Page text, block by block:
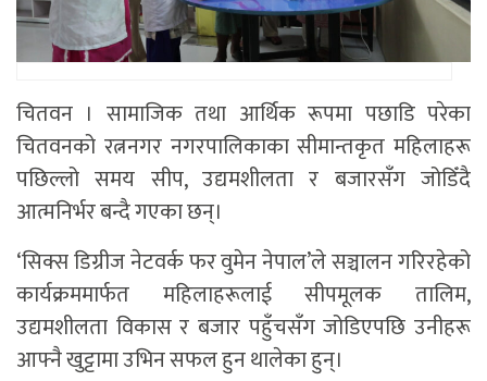
चितवन । सामाजिक तथा आर्थिक रूपमा पछाडि परेका
चितवनको रत्ननगर नगरपालिकाका सीमान्तकृत महिलाहरू
पछिल्लो समय सीप, उद्यमशीलता र बजारसँग जोडिँदै
आत्मनिर्भर बन्दै गएका छन्।
‘सिक्स डिग्रीज नेटवर्क फर वुमेन नेपाल’ले सञ्चालन गरिरहेको
कार्यक्रममार्फत महिलाहरूलाई सीपमूलक तालिम,
उद्यमशीलता विकास र बजार पहुँचसँग जोडिएपछि उनीहरू
आफ्नै खुट्टामा उभिन सफल हुन थालेका हुन्।